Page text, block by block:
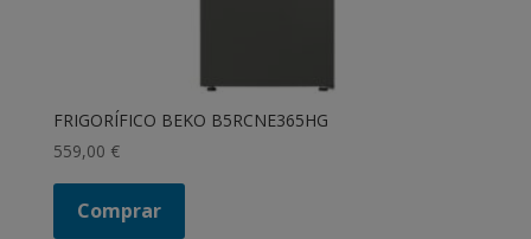
FRIGORÍFICO BEKO B5RCNE365HG
559,00 €
Comprar